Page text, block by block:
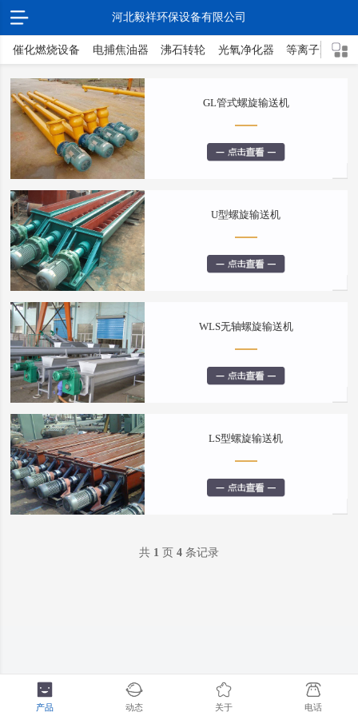
河北毅祥环保设备有限公司
催化燃烧设备 电捕焦油器 沸石转轮 光氧净化器 等离子净化器
GL管式螺旋输送机
U型螺旋输送机
WLS无轴螺旋输送机
LS型螺旋输送机
共 1页 4条记录
产品 动态 关于 电话